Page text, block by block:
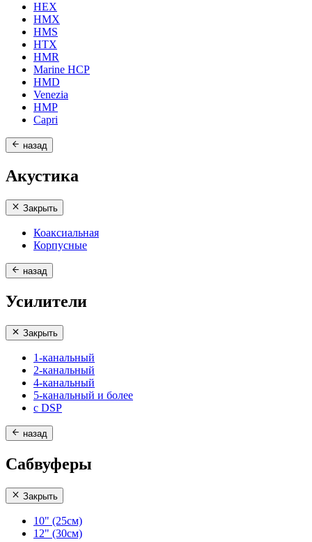
HEX
HMX
HMS
HTX
HMR
Marine HCP
HMD
Venezia
HMP
Capri
назад
Акустика
Закрыть
Коаксиальная
Корпусные
назад
Усилители
Закрыть
1-канальный
2-канальный
4-канальный
5-канальный и более
с DSP
назад
Сабвуферы
Закрыть
10" (25см)
12" (30см)